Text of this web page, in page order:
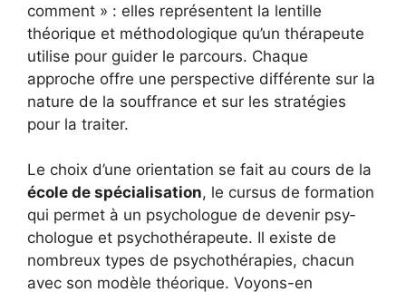
comment » : elles représentent la lentille
théorique et méthodologique qu’un thérapeute
utilise pour guider le parcours. Chaque
approche offre une perspective différente sur la
nature de la souffrance et sur les stratégies
pour la traiter.
Le choix d’une orientation se fait au cours de la
école de spécialisation, le cursus de formation
qui permet à un psychologue de devenir psy­
chologue et psychothérapeute. Il existe de
nombreux types de psychothérapies, chacun
avec son modèle théorique. Voyons-en